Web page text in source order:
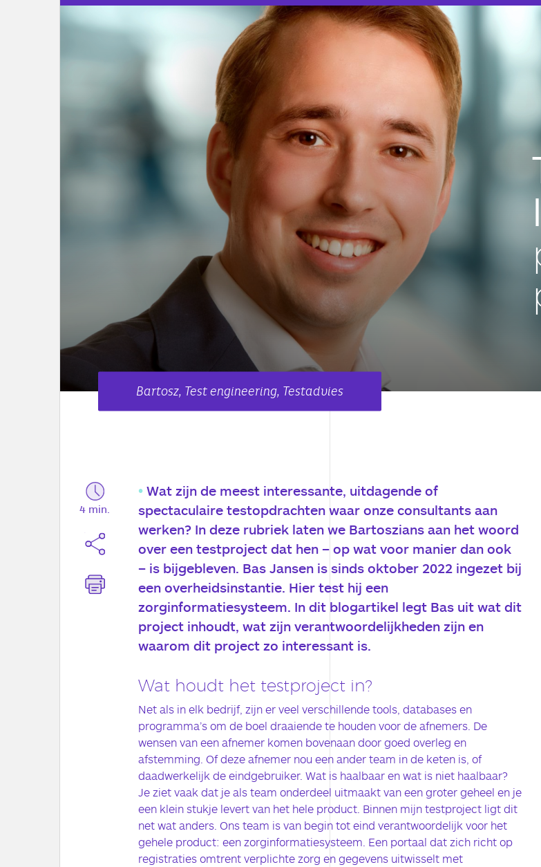
Bartosz, Test engineering, Testadvies
4 min.
Wat zijn de meest interessante, uitdagende of
spectaculaire testopdrachten waar onze consultants aan
werken? In deze rubriek laten we Bartoszians aan het woord
over een testproject dat hen – op wat voor manier dan ook
– is bijgebleven. Bas Jansen is sinds oktober 2022 ingezet bij
een overheidsinstantie. Hier test hij een
zorginformatiesysteem. In dit blogartikel legt Bas uit wat dit
project inhoudt, wat zijn verantwoordelijkheden zijn en
waarom dit project zo interessant is.
Wat houdt het testproject in?
Net als in elk bedrijf, zijn er veel verschillende tools, databases en
programma’s om de boel draaiende te houden voor de afnemers. De
wensen van een afnemer komen bovenaan door goed overleg en
afstemming. Of deze afnemer nou een ander team in de keten is, of
daadwerkelijk de eindgebruiker. Wat is haalbaar en wat is niet haalbaar?
Je ziet vaak dat je als team onderdeel uitmaakt van een groter geheel en je
een klein stukje levert van het hele product. Binnen mijn testproject ligt dit
net wat anders. Ons team is van begin tot eind verantwoordelijk voor het
gehele product: een zorginformatiesysteem. Een portaal dat zich richt op
registraties omtrent verplichte zorg en gegevens uitwisselt met